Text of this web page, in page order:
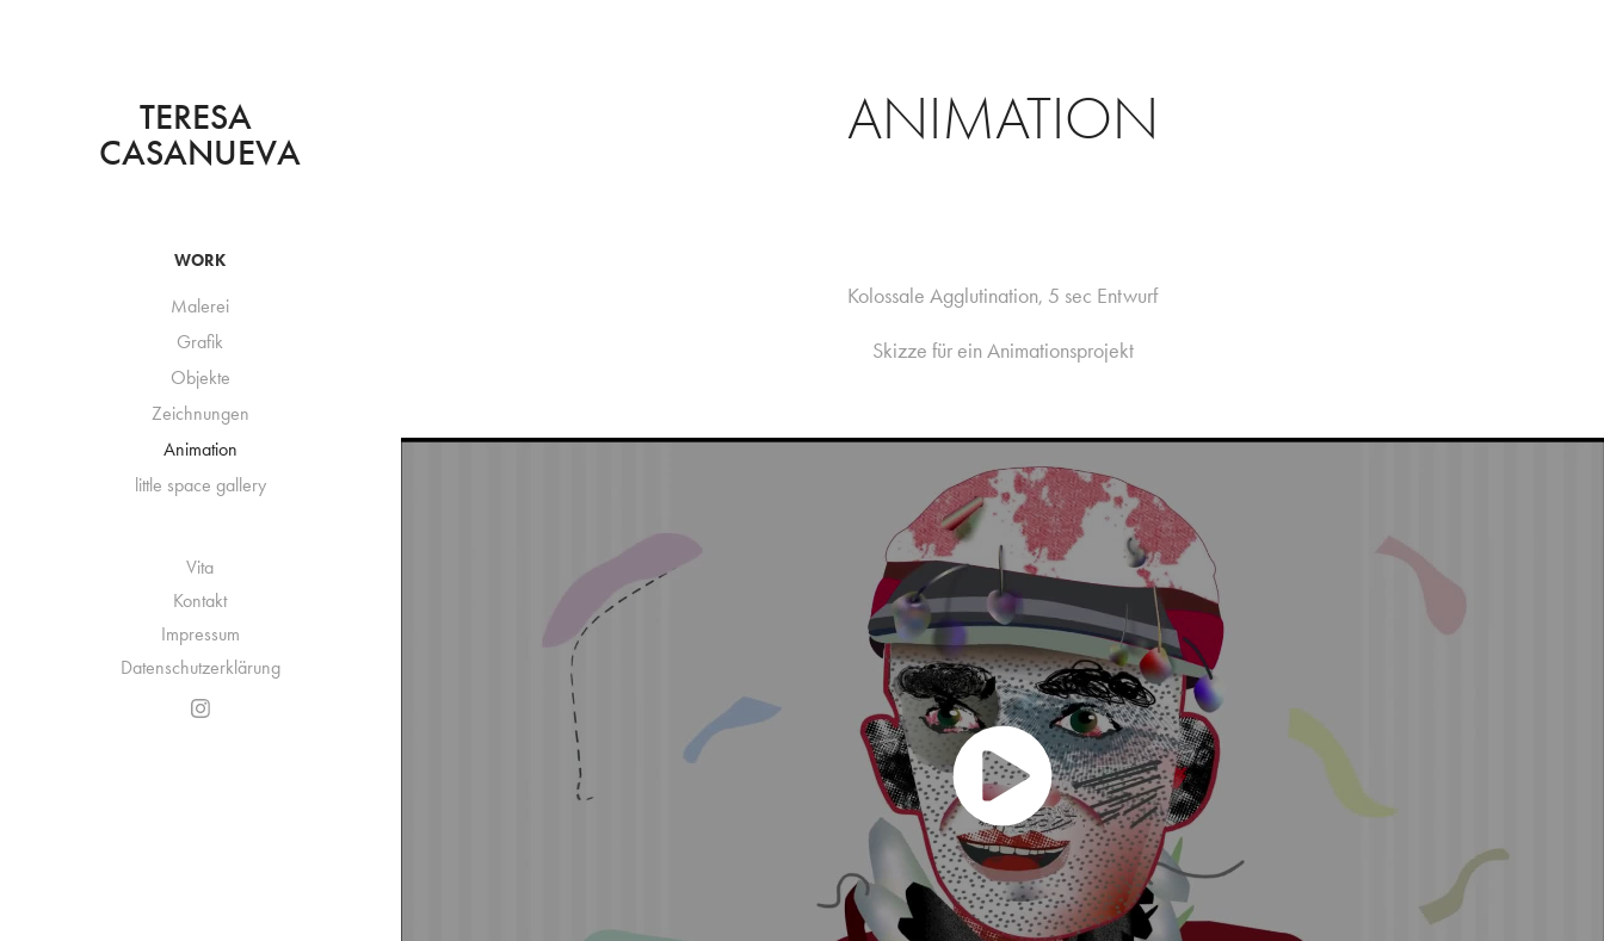
TERESA
CASANUEVA
WORK
Malerei
Grafik
Objekte
Zeichnungen
Animation
little space gallery
Vita
Kontakt
Impressum
Datenschutzerklärung
ANIMATION
Kolossale Agglutination, 5 sec Entwurf
Skizze für ein Animationsprojekt